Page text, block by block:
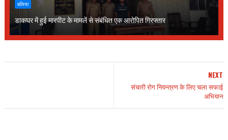
बलिया
डाकघर में हुई मारपीट के मामलें से संबंधित एक आरोपित गिरफ्तार
NEXT
संचारी रोग नियन्त्रण के लिए चला सफाई
अभियान